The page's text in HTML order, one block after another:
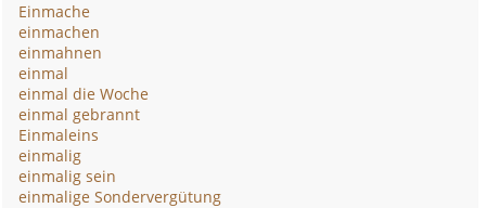
Einmache
einmachen
einmahnen
einmal
einmal die Woche
einmal gebrannt
Einmaleins
einmalig
einmalig sein
einmalige Sondervergütung